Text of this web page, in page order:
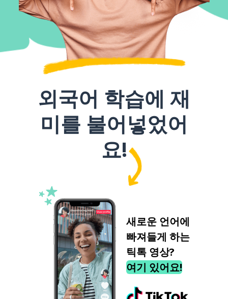
외국어 학습에 재
미를 불어넣었어
요!
새로운 언어에
빠져들게 하는
틱톡 영상?
여기 있어요!